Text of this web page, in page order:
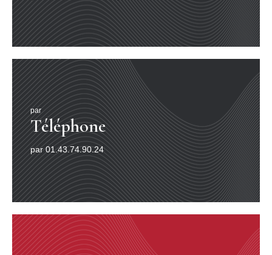
par
Téléphone
par 01.43.74.90.24